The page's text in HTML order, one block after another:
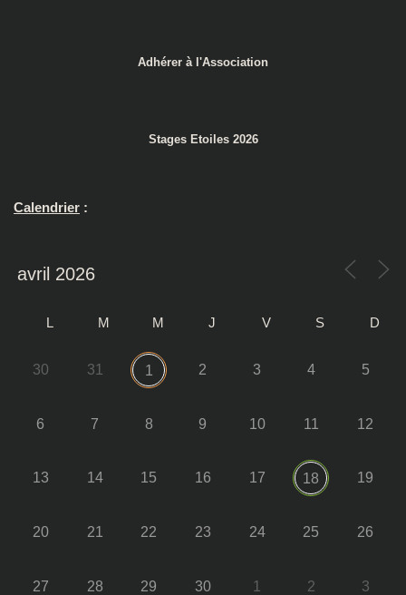
Adhérer à l'Association
Stages Etoiles 2026
Calendrier :
L M M J V S D
30 31 1 2 3 4 5
6 7 8 9 10 11 12
13 14 15 16 17 18 19
20 21 22 23 24 25 26
27 28 29 30 1 2 3